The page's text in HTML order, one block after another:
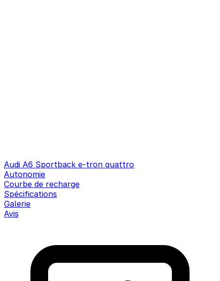
Audi A6 Sportback e-tron quattro
Autonomie
Courbe de recharge
Spécifications
Galerie
Avis